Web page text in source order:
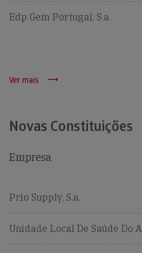
Edp Gem Portugal, S.a
Ver mais
Novas Constituições
Empresa
Prio Supply, S.a.
Unidade Local De Saúde Do